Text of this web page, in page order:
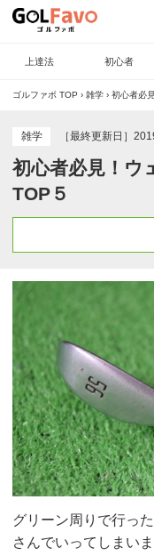
上達法 初心者
ゴルファボ TOP › 雑学 › 初心者必
雑学 ［最終更新日］
初心者必見！ウ
TOP５
グリーン周りで行っ
さんでいってしまい